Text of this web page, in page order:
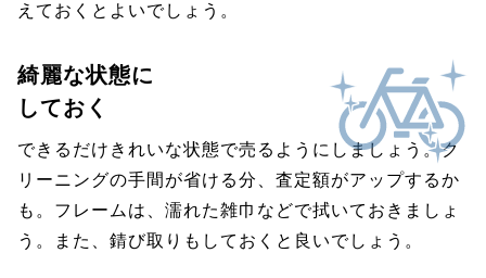
えておくとよいでしょう。
綺麗な状態に
しておく
できるだけきれいな状態で売るようにしましょう。ク
リーニングの手間が省ける分、査定額がアップするか
も。フレームは、濡れた雑巾などで拭いておきましょ
う。また、錆び取りもしておくと良いでしょう。